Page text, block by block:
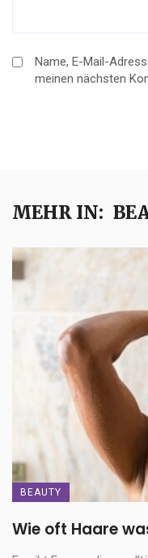
Name, E-Mail-
meinen nächsten
MEHR IN:
BEAUTY
Wie oft Haare